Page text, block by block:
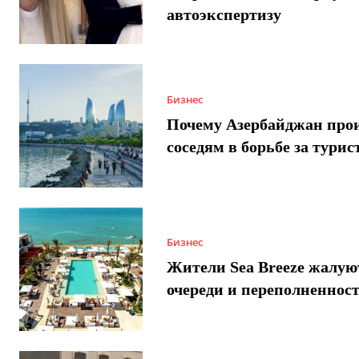
автоэкспертизу
Бизнес
Почему Азербайджан
соседям в борьбе за
Бизнес
Жители Sea Breeze
очереди и